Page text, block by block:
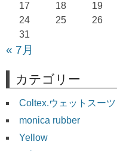
17
18 19
24
25 26
31
« 7月
カテゴリー
Coltex.ウェットスーツ
monica rubber
Yellow